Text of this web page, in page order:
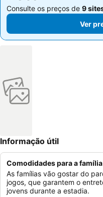
Consulte os preços de 9
Ver
Consulte os preços de 9
Ver
Informação útil
Comodidades para a família
As famílias vão gostar do
jogos, que garantem o
jovens durante a estadia.